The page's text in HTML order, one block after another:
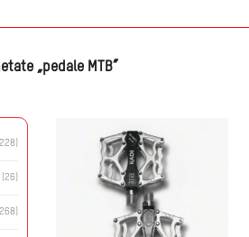
„pedale MTB”
(228)
(26)
(268)